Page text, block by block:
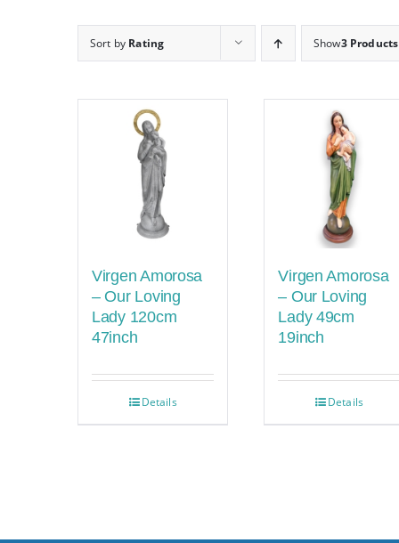
Sort by Rating Show3 Products
Virgen Amorosa
– Our Loving
Lady 120cm
47inch
Details
Virgen Amorosa
– Our Loving
Lady 49cm
19inch
Details